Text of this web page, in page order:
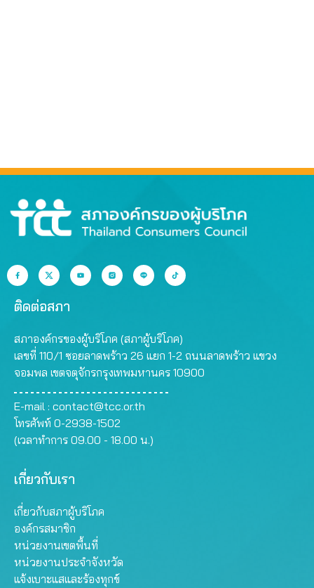
ติดต่อสภา
สภาองค์กรของผู้บริโภค (สภาผู้บริโภค)
เลขที่ 110/1 ซอยลาดพร้าว 26 แยก 1-2 ถนนลาดพร้าว แขวง
จอมพล เขตจตุจักรกรุงเทพมหานคร 10900
E-mail : contact@tcc.or.th
โทรศัพท์ 0-2938-1502
(เวลาทำการ 09.00 - 18.00 น.)
เกี่ยวกับเรา
เกี่ยวกับสภาผู้บริโภค
องค์กรสมาชิก
หน่วยงานเขตพื้นที่
หน่วยงานประจำจังหวัด
แจ้งเบาะแสและร้องทุกข์